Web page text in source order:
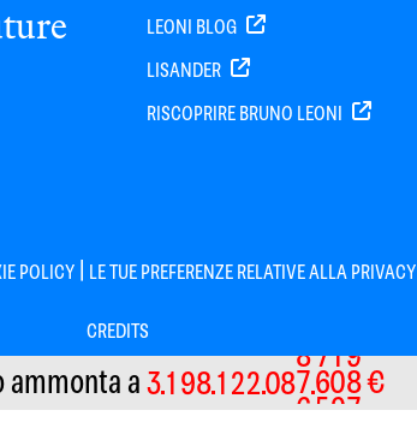
LEONI BLOG
LISANDER
RISCOPRIRE BRUNO LEONI
POLICY | LE TUE PREFERENZE RELATIVE ALLA PRIVACY
CREDITS
ammonta a3198122088
7
7
6
1
0
9
8
€